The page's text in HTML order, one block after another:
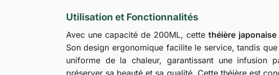
Utilisation et Fonctionnalités
Avec une capacité de 200ML, cettethéière japonaise
Son design ergonomique facilite le service, tandis
uniforme de la chaleur, garantissant une infusion
préserver sa beauté et sa qualité. Cette théière est